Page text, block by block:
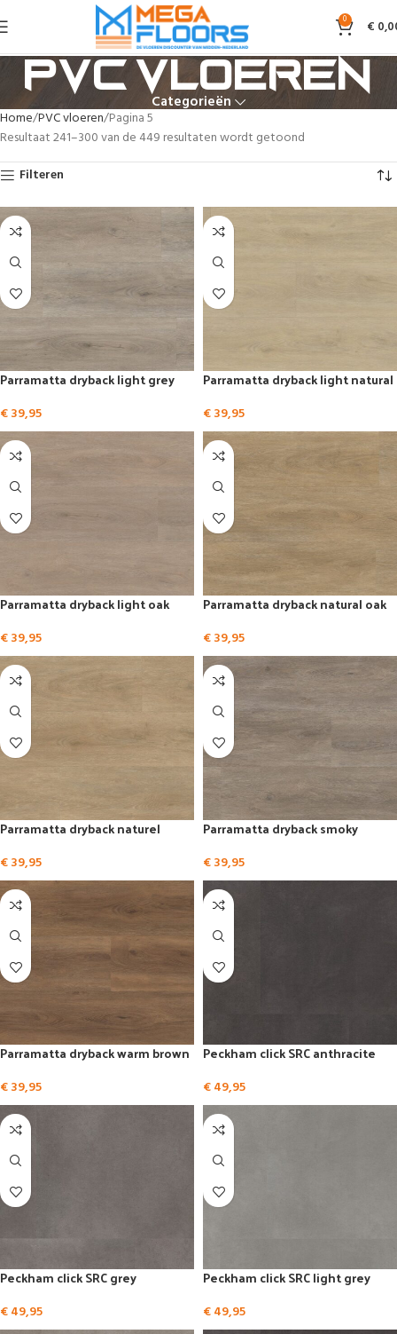
0 €
PVC vloeren
Categorieën
Home PVC vloeren Pagina 5
Resultaat 241–300 van de 449 resultaten wordt getoond
Filteren
Parramatta dryback light grey
€39,95
Parramatta dryback light natural
€39,95
Parramatta dryback light oak
€39,95
Parramatta dryback natural oak
€39,95
Parramatta dryback naturel
€39,95
Parramatta dryback smoky
€39,95
Parramatta dryback warm brown
€39,95
Peckham click SRC anthracite
€49,95
Peckham click SRC grey
€49,95
Peckham click SRC light grey
€49,95